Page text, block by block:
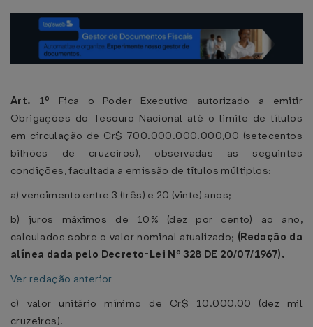
Art. 1º Fica o Poder Executivo autorizado a emitir
Obrigações do Tesouro Nacional até o limite de títulos
em circulação de Cr$ 700.000.000.000,00 (setecentos
bilhões de cruzeiros), observadas as seguintes
condições, facultada a emissão de títulos múltiplos:
a) vencimento entre 3 (três) e 20 (vinte) anos;
b) juros máximos de 10% (dez por cento) ao ano,
calculados sobre o valor nominal atualizado; (Redação da
alínea dada pelo Decreto-Lei Nº 328 DE 20/07/1967).
Ver redação anterior
c) valor unitário mínimo de Cr$ 10.000,00 (dez mil
cruzeiros).